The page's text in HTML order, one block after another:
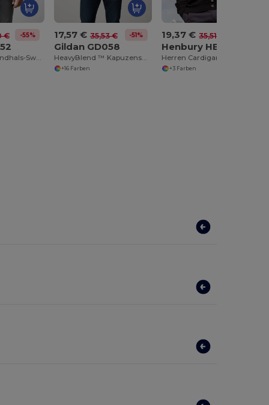
€ -55%
DryBlend ™ Rundhals-Sweatshirt Herren
17,57 € 35,53 € -51%
Gildan GD058
HeavyBlend ™ Kapuzensweatshirt mit Reißverschluss Herren
+16 Farben
19,37 € 35,51 €
Henbury HB722
Herren Cardigan V-Button
+3 Farben